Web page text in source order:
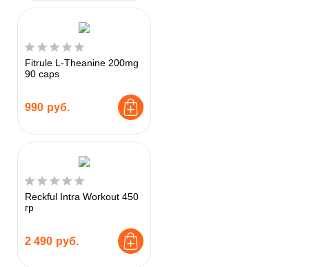
Fitrule L-Theanine 200mg
90 caps
990 руб.
Reckful Intra Workout 450
гр
2 490 руб.